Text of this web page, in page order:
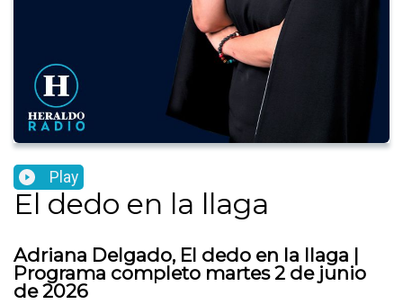
Play
El dedo en la llaga
Adriana Delgado, El dedo en la llaga |
Programa completo martes 2 de junio
de 2026